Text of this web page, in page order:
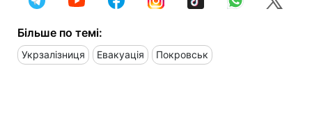
Більше по темі:
Укрзалізниця Евакуація Покровськ